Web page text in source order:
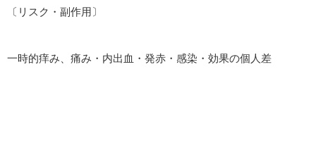
〔リスク・副作用〕
一時的痒み、痛み・内出血・発赤・感染・効果の個人差